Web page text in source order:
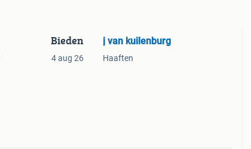
Bieden
4 aug 26
j van kuilenburg
Haaften